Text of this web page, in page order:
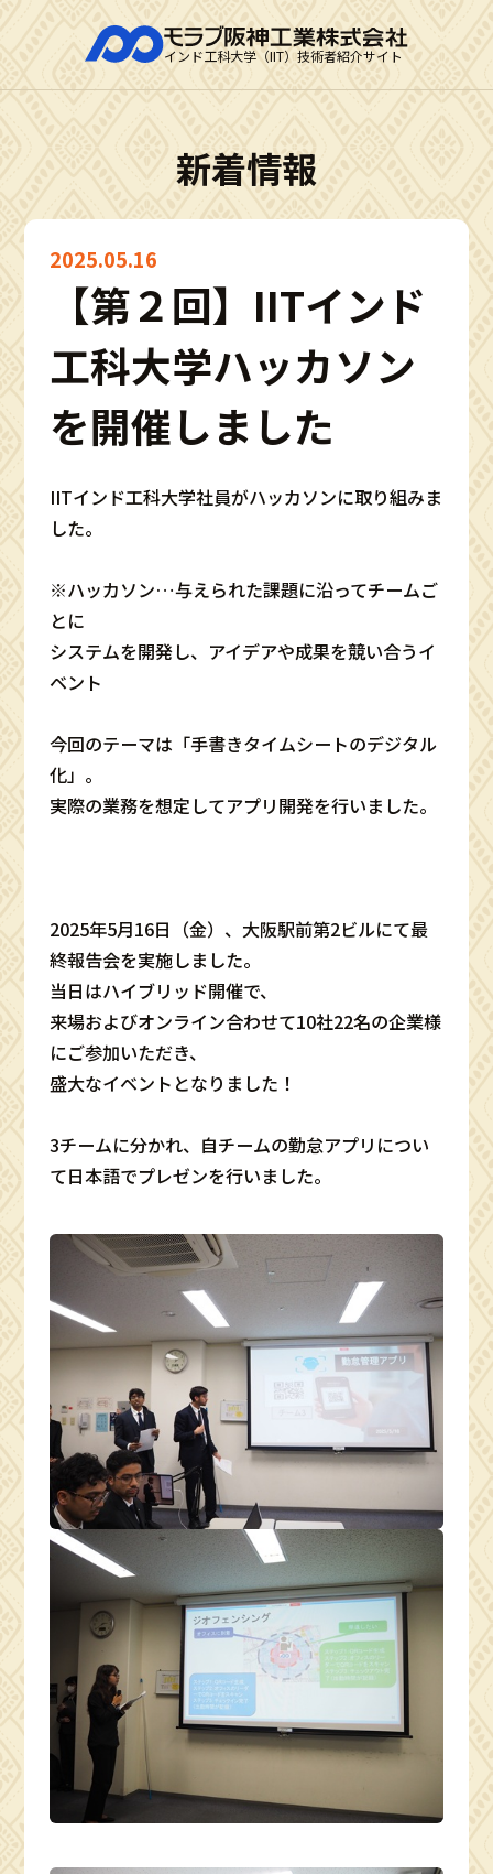
インド工科大学（IIT）技術者紹介サイト
新着情報
2025.05.16
【第２回】IITインド
工科大学ハッカソン
を開催しました
IITインド工科大学社員がハッカソンに取り組みま
した。
※ハッカソン…与えられた課題に沿ってチームご
とに
システムを開発し、アイデアや成果を競い合うイ
ベント
今回のテーマは「手書きタイムシートのデジタル
化」。
実際の業務を想定してアプリ開発を行いました。
2025年5月16日（金）、大阪駅前第2ビルにて最
終報告会を実施しました。
当日はハイブリッド開催で、
来場およびオンライン合わせて10社22名の企業様
にご参加いただき、
盛大なイベントとなりました！
3チームに分かれ、自チームの勤怠アプリについ
て日本語でプレゼンを行いました。